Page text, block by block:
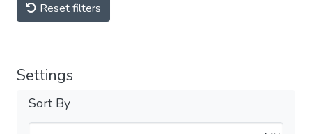
Reset filters
Settings
Sort By